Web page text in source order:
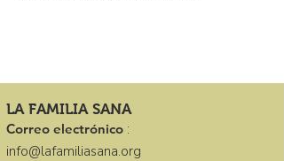
LA FAMILIA SANA
Correo electrónico :
info@lafamiliasana.org